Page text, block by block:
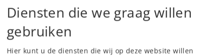
45,99 € Adviesprijs
Leverbaar vanaf fabriek.
Diensten die we graag willen
gebruiken
Hier kunt u de diensten die wij op deze website willen